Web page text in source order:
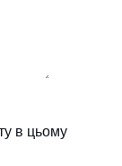
в цьому